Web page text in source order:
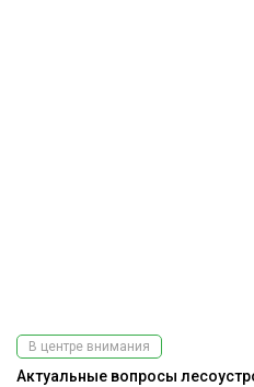
В центре внимания
Актуальные вопросы